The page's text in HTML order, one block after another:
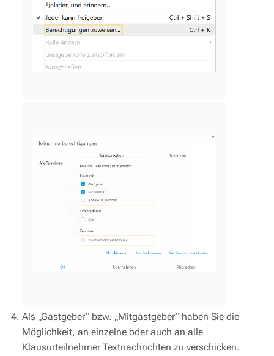
Als „Gastgeber“ bzw. „Mitgastgeber“ haben Sie die
Möglichkeit, an einzelne oder auch an alle
Klausurteilnehmer Textnachrichten zu verschicken.